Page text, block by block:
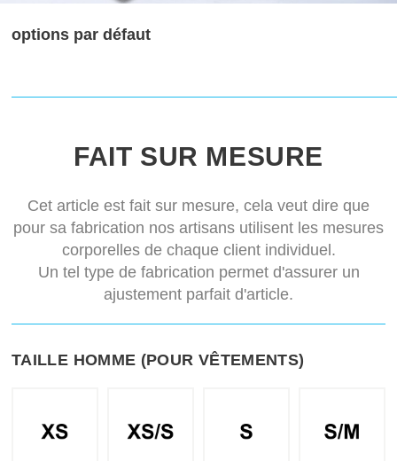
options par défaut
FAIT SUR MESURE
Cet article est fait sur mesure, cela veut dire que
pour sa fabrication nos artisans utilisent les mesures
corporelles de chaque client individuel.
Un tel type de fabrication permet d'assurer un
ajustement parfait d'article.
TAILLE HOMME (POUR VÊTEMENTS)